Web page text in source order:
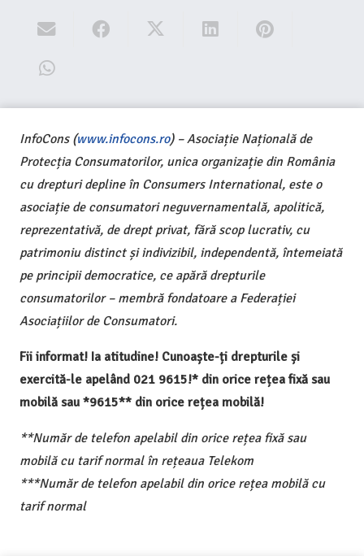
InfoCons (www.infocons.ro) – Asociație Națională de
Protecția Consumatorilor, unica organizație din România
cu drepturi depline în Consumers International, este o
asociație de consumatori neguvernamentală, apolitică,
reprezentativă, de drept privat, fără scop lucrativ, cu
patrimoniu distinct și indivizibil, independentă, întemeiată
pe principii democratice, ce apără drepturile
consumatorilor – membră fondatoare a Federației
Asociațiilor de Consumatori.
Fii informat! Ia atitudine! Cunoaște-ți drepturile și
exercită-le apelând 021 9615!* din orice rețea fixă sau
mobilă sau *9615** din orice rețea mobilă!
**Număr de telefon apelabil din orice rețea fixă sau
mobilă cu tarif normal în rețeaua Telekom
***Număr de telefon apelabil din orice rețea mobilă cu
tarif normal